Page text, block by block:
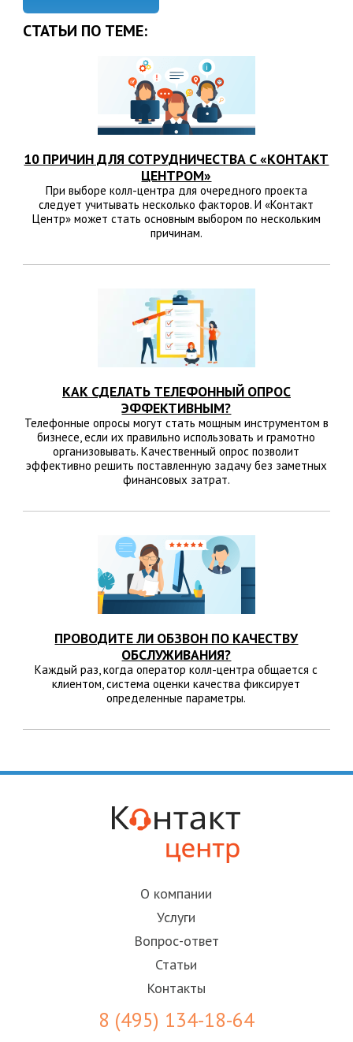
СТАТЬИ ПО ТЕМЕ:
10 ПРИЧИН ДЛЯ СОТРУДНИЧЕСТВА С «КОНТАКТ
ЦЕНТРОМ»
При выборе колл-центра для очередного проекта
следует учитывать несколько факторов. И «Контакт
Центр» может стать основным выбором по нескольким
причинам.
КАК СДЕЛАТЬ ТЕЛЕФОННЫЙ ОПРОС
ЭФФЕКТИВНЫМ?
Телефонные опросы могут стать мощным инструментом в
бизнесе, если их правильно использовать и грамотно
организовывать. Качественный опрос позволит
эффективно решить поставленную задачу без заметных
финансовых затрат.
ПРОВОДИТЕ ЛИ ОБЗВОН ПО КАЧЕСТВУ
ОБСЛУЖИВАНИЯ?
Каждый раз, когда оператор колл-центра общается с
клиентом, система оценки качества фиксирует
определенные параметры.
О компании
Услуги
Вопрос-ответ
Статьи
Контакты
8 (495) 134-18-64